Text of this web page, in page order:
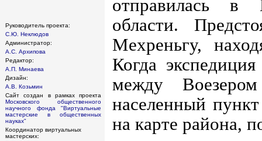
Руководитель проекта:
С.Ю. Неклюдов
Администратор:
А.С. Архипова
Редактор:
А.П. Минаева
Дизайн:
А.В. Козьмин
Сайт создан в рамках проекта
Московского общественного
научного фонда
"Виртуальные
мастерские в общественных
науках"
Координатор виртуальных
мастерских:
отправилась в
области.
Мехреньгу,
Когда
между
населенный
на карте района,